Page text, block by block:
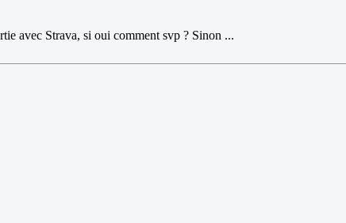
avec Strava, si oui comment svp ? Sinon ...